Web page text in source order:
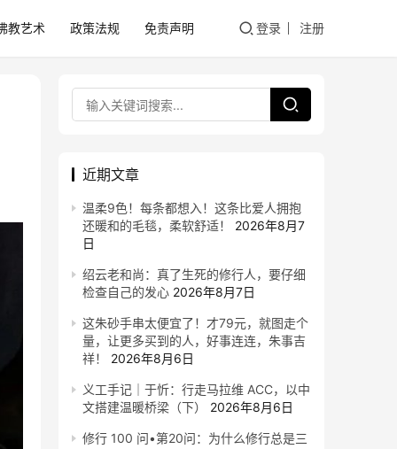
教艺术 政策法规 免责声明 登录 注册
近期文章
温柔9色！每条都想入！这条比爱人拥抱
还暖和的毛毯，柔软舒适！
2026年8月7
日
绍云老和尚：真了生死的修行人，要仔细
检查自己的发心 2026年8月7日
这朱砂手串太便宜了！才79元，就图走个
量，让更多买到的人，好事连连，朱事吉
祥！
2026年8月6日
义工手记｜于忻：行走马拉维 ACC，以中
文搭建温暖桥梁（下）
2026年8月6日
修行 100 问•第20问：为什么修行总是三